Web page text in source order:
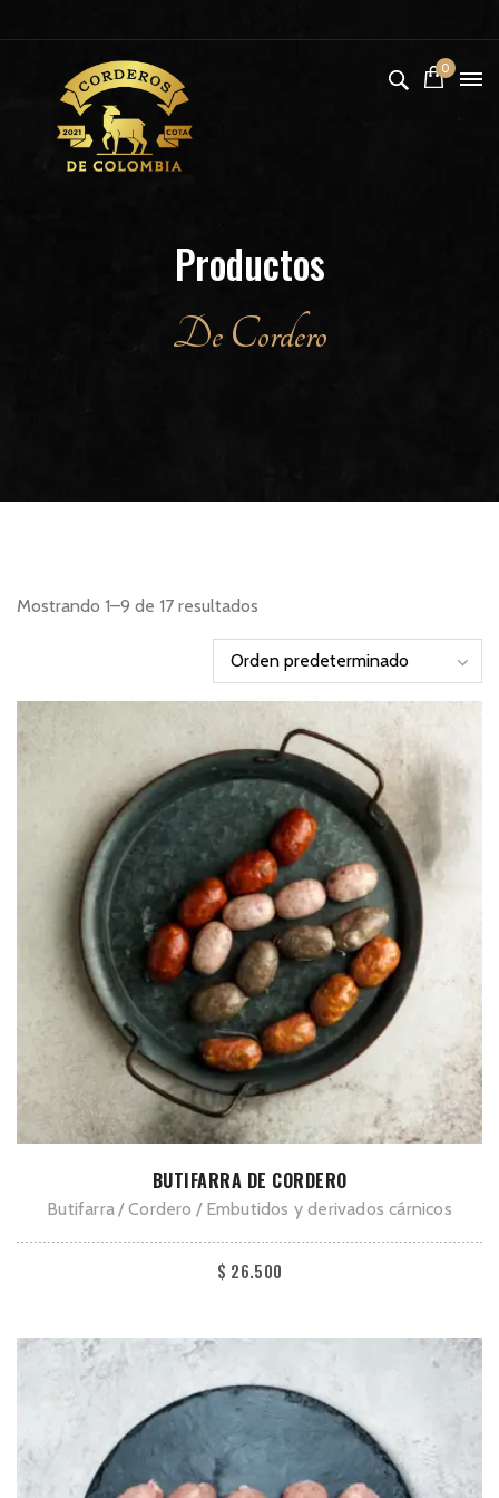
0
Productos
De Cordero
Mostrando 1–9 de 17 resultados
SELECCIONAR OPCIONES
producto
tiene
múltiples
variantes.
pueden
elegir
BUTIFARRA DE CORDERO
Butifarra Cordero Embutidos y derivados cárnicos
$ 26.500